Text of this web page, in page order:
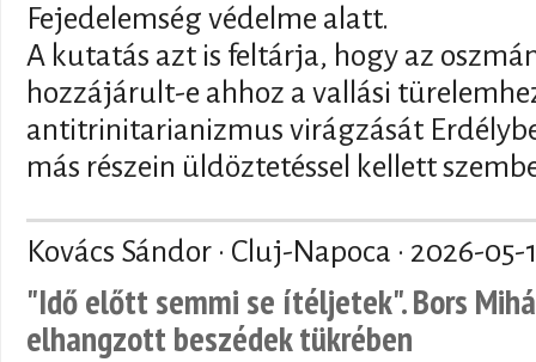
Fejedelemség védelme alatt.
A kutatás azt is feltárja, hogy az
hozzájárult-e ahhoz a vallási
antitrinitarianizmus virágzását
más részein üldöztetéssel kellett
Kovács Sándor · Cluj-Napoca · 2026-05-
"Idő előtt semmi se ítéljetek". Bors
elhangzott beszédek tükrében